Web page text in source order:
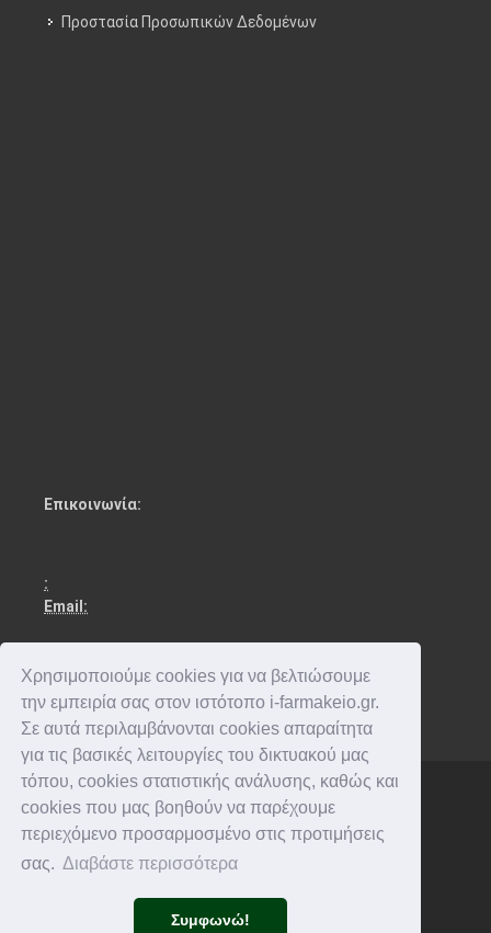
Χρησιμοποιούμε cookies για να βελτιώσουμε
την εμπειρία σας στον ιστότοπο i-farmakeio.gr.
Σε αυτά περιλαμβάνονται cookies απαραίτητα
για τις βασικές λειτουργίες του δικτυακού μας
τόπου, cookies στατιστικής ανάλυσης, καθώς και
cookies που μας βοηθούν να παρέχουμε
περιεχόμενο προσαρμοσμένο στις προτιμήσεις
σας. Διαβάστε περισσότερα
Συμφωνώ!
Προστασία Προσωπικών Δεδομένων
Επικοινωνία:
:
Email:
Copyright © 2016-2026 . All rights reserved.